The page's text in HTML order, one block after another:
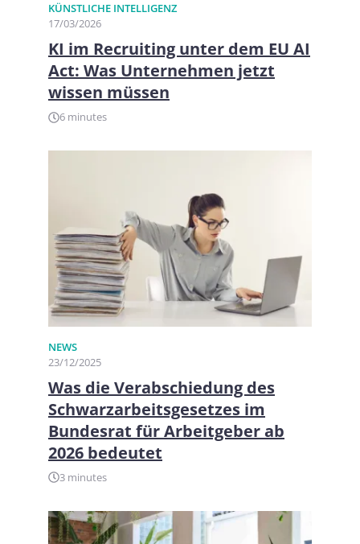
KÜNSTLICHE INTELLIGENZ
17/03/2026
KI im Recruiting unter dem EU AI
Act: Was Unternehmen jetzt
wissen müssen
6 minutes
NEWS
23/12/2025
Was die Verabschiedung des
Schwarzarbeitsgesetzes im
Bundesrat für Arbeitgeber ab
2026 bedeutet
3 minutes